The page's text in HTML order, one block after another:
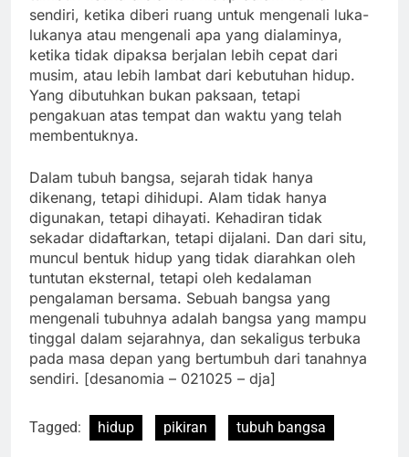
sendiri, ketika diberi ruang untuk mengenali luka-
lukanya atau mengenali apa yang dialaminya,
ketika tidak dipaksa berjalan lebih cepat dari
musim, atau lebih lambat dari kebutuhan hidup.
Yang dibutuhkan bukan paksaan, tetapi
pengakuan atas tempat dan waktu yang telah
membentuknya.
Dalam tubuh bangsa, sejarah tidak hanya
dikenang, tetapi dihidupi. Alam tidak hanya
digunakan, tetapi dihayati. Kehadiran tidak
sekadar didaftarkan, tetapi dijalani. Dan dari situ,
muncul bentuk hidup yang tidak diarahkan oleh
tuntutan eksternal, tetapi oleh kedalaman
pengalaman bersama. Sebuah bangsa yang
mengenali tubuhnya adalah bangsa yang mampu
tinggal dalam sejarahnya, dan sekaligus terbuka
pada masa depan yang bertumbuh dari tanahnya
sendiri. [desanomia – 021025 – dja]
Tagged: hidup pikiran tubuh bangsa